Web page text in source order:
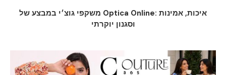
משקפי גוצ׳י במבצע של Optica Online: איכות, אמינות
וסגנון יוקרתי